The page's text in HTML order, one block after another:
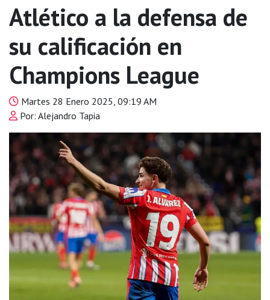
Atlético a la defensa de
su calificación en
Champions League
Martes 28 Enero 2025, 09:19 AM
Por: Alejandro Tapia